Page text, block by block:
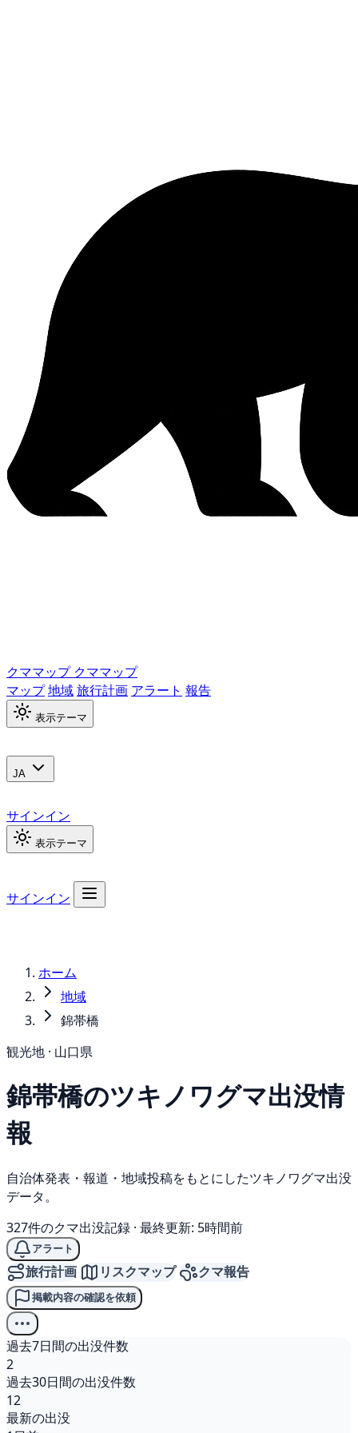
クママップ クママップ
マップ地域旅行計画 アラート 報告
表示テーマ
JA
サインイン
表示テーマ
サインイン
ホーム
地域
錦帯橋
観光地 · 山口県
錦帯橋のツキノワグマ出没情
報
自治体発表・報道・地域投稿をもとにしたツキノワグマ出没
データ。
327件のクマ出没記録 · 最終更新: 5時間前
アラート
旅行計画 リスクマップ クマ報告
掲載内容の確認を依頼
過去7日間の出没件数
2
過去30日間の出没件数
12
最新の出没